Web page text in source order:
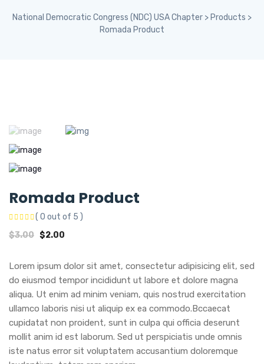
National Democratic Congress (NDC) USA Chapter > Products >
Romada Product
Romada Product
( 0 out of 5 )
$3.00 Original
$3.00.
$2.00
$2.00.
Lorem ipsum dolor sit amet, consectetur adipisicing elit, sed
do eiusmod tempor incididunt ut labore et dolore magna
aliqua. Ut enim ad minim veniam, quis nostrud exercitation
ullamco laboris nisi ut aliquip ex ea commodo.Bccaecat
cupidatat non proident, sunt in culpa qui officia deserunt
mollit anim id est laborum. Sed ut perspiciatis unde omnis
iste natus error sit voluptatem accusantium doloremque